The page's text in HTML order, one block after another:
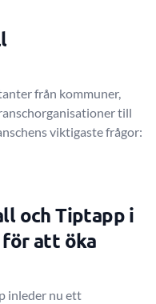
från kommuner,
till
viktigaste frågor:
och Tiptapp i
att öka
inleder nu ett